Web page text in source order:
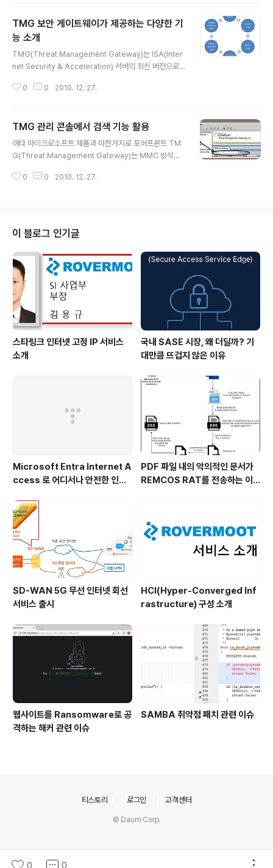
작명자의 센스가 느껴지기도 합니다. 믿거나 말거나... ... E
MP는 MS가 자체적으로 관리하는 보안 솔루션으로 인터
감염되어 있는 경우 차단해 줍니다. EMP를 사용하기 위해
서는 WPS(Web Protection Service)를 반드시 구독
해야 합니다. 정확히는 WPS를 구독하는 경우에 Ma..
TMG 보안 게이트웨이가 제공하는 다양한 기
능 소개
TMG(Threat Management Gateway)는 ISA(Inter
net Security & Acceleration) 서버의 최신 버전으로
해야 하는 서버를 안전하게 관리할 수 있습니다. 또한, 웹
킬 수 있습니다. TMG를 통해 구현할 수 있는 네트워킹 및
보안 기능은 다음과 같습니다. 보통 TMG는 소프트웨어
방화벽 제품이라고 인식하기 쉽지만, 아래와 같이 TMG는
전통적인 의미의 방화벽을 의미하며 TMG 자체를 보호하
0 0 2010. 12. 27.
TMG 관리 콘솔에서 검색 기능 활용
여타 마이크로소프트 제품과 마찬가지로 포어프론트 TM
G(Threat Management Gateway)는 MMC 방식의
습니다. TMG 관리 콘솔에서 특히 주목할만한 부분은 바
얼 필터 사용법 UI 검색 부분에서는 컬럼 이름에 포함되는
속성 값을 가지고 필터링을 할 수 있습니다. 지원하는 모든
속성들은 아래와 같이 동일한 형태를 띠고 있습니다. 예를
들어, "Action:Deny"라는 문자열을 검사하여 거부하는
모든 규칙을 손쉽게 찾아 볼 수 있습니다. 규칙은 시스템 ..
0 0 2010. 12. 27.
이 블로그 인기글
스타링크 인터넷 고정 IP 서비스
소개
국내 SASE 시장, 왜 더딜까? 기
대만큼 뜨겁지 않은 이유
Microsoft Entra Internet A
ccess 로 어디서나 안전한 인터
PDF 파일 내의 악의적인 문서가
REMCOS RAT를 전송하는 이
SD-WAN 5G 무선 인터넷 회선
서비스 출시
HCI(Hyper-Converged Inf
rastructure) 구성 소개
웹사이트를 Ransomware로 공
격하는 해커 관련 이슈
SAMBA 취약점 패치 관련 이슈
0 0
티스토리 로그인 고객센터
© Daum Corp.